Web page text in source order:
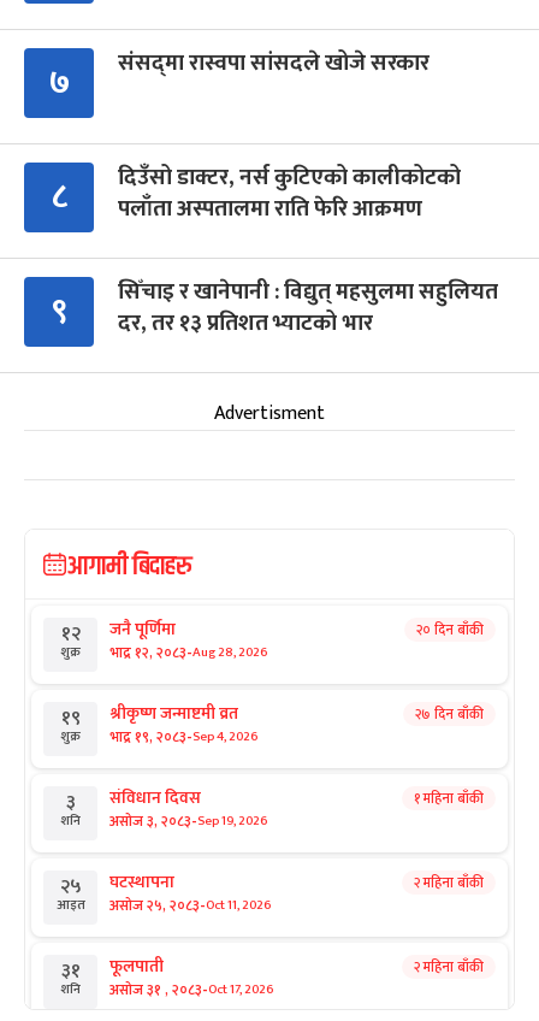
७ संसद्‍मा रास्वपा सांसदले खोजे सरकार
८
दिउँसो डाक्टर, नर्स कुटिएको कालीकोटको
पलाँता अस्पतालमा राति फेरि आक्रमण
९
सिँचाइ र खानेपानी : विद्युत् महसुलमा सहुलियत
दर, तर १३ प्रतिशत भ्याटको भार
Advertisment
आगामी बिदाहरु
१२
शुक्र
जनै पूर्णिमा
भाद्र १२, २०८३-Aug 28, 2026
२० दिन बाँकी
१९
शुक्र
श्रीकृष्ण जन्माष्टमी व्रत
भाद्र १९, २०८३-Sep 4, 2026
२७ दिन बाँकी
३
शनि
संविधान दिवस
असोज ३, २०८३-Sep 19, 2026
१ महिना बाँकी
२५
आइत
घटस्थापना
असोज २५, २०८३-Oct 11, 2026
२ महिना बाँकी
३१
शनि
फूलपाती
असोज ३१ , २०८३-Oct 17, 2026
२ महिना बाँकी